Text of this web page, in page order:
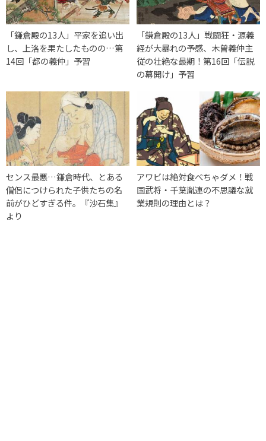
「鎌倉殿の13人」平家を追い出
し、上洛を果たしたものの…第
14回「都の義仲」予習
「鎌倉殿の13人」戦闘狂・源義
経が大暴れの予感、木曽義仲主
従の壮絶な最期！第16回「伝説
の幕開け」予習
センス最悪…鎌倉時代、とある
僧侶につけられた子供たちの名
前がひどすぎる件。『沙石集』
より
アワビは絶対食べちゃダメ！戦
国武将・千葉胤連の不思議な就
業規則の理由とは？